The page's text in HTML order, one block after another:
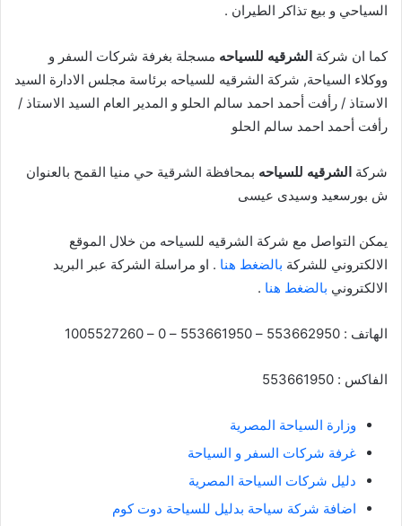
السياحي و بيع تذاكر الطيران .
كما ان شركة الشرقيه للسياحه مسجلة بغرفة شركات السفر و
ووكلاء السياحة, شركة الشرقيه للسياحه برئاسة مجلس الادارة السيد
الاستاذ / رأفت أحمد احمد سالم الحلو و المدير العام السيد الاستاذ /
رأفت أحمد احمد سالم الحلو
شركة الشرقيه للسياحه بمحافظة الشرقية حي منيا القمح بالعنوان
ش بورسعيد وسيدى عيسى
يمكن التواصل مع شركة الشرقيه للسياحه من خلال الموقع
الالكتروني للشركة بالضغط هنا . او مراسلة الشركة عبر البريد
الالكتروني بالضغط هنا .
الهاتف : 553662950 – 553661950 – 0 – 1005527260
الفاكس : 553661950
وزارة السياحة المصرية
غرفة شركات السفر و السياحة
دليل شركات السياحة المصرية
اضافة شركة سياحة بدليل للسياحة دوت كوم